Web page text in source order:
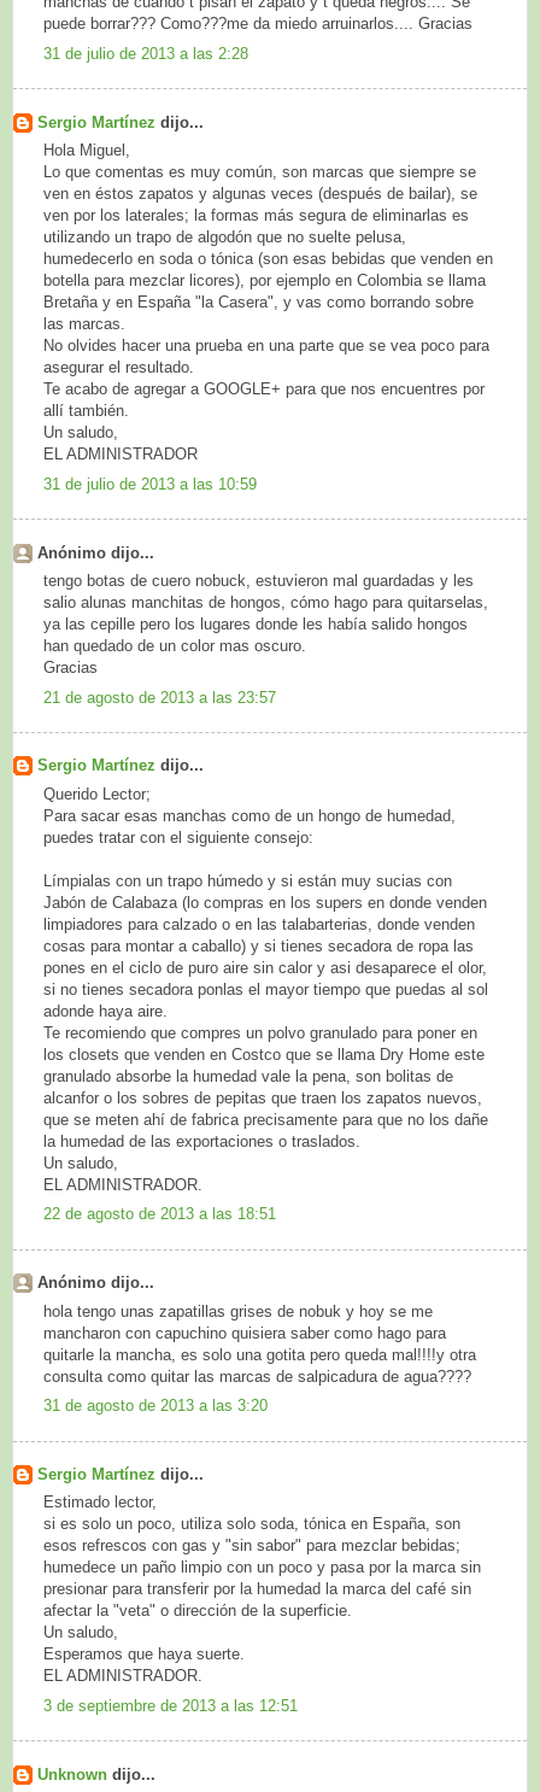
puede borrar??? Como???me da miedo arruinarlos.... Gracias
31 de julio de 2013 a las 2:28
Sergio Martínez dijo...
Hola Miguel,
Lo que comentas es muy común, son marcas que siempre se
ven en éstos zapatos y algunas veces (después de bailar), se
ven por los laterales; la formas más segura de eliminarlas es
utilizando un trapo de algodón que no suelte pelusa,
humedecerlo en soda o tónica (son esas bebidas que venden en
botella para mezclar licores), por ejemplo en Colombia se llama
Bretaña y en España "la Casera", y vas como borrando sobre
las marcas.
No olvides hacer una prueba en una parte que se vea poco para
asegurar el resultado.
Te acabo de agregar a GOOGLE+ para que nos encuentres por
allí también.
Un saludo,
EL ADMINISTRADOR
31 de julio de 2013 a las 10:59
Anónimo dijo...
tengo botas de cuero nobuck, estuvieron mal guardadas y les
salio alunas manchitas de hongos, cómo hago para quitarselas,
ya las cepille pero los lugares donde les había salido hongos
han quedado de un color mas oscuro.
Gracias
21 de agosto de 2013 a las 23:57
Sergio Martínez dijo...
Querido Lector;
Para sacar esas manchas como de un hongo de humedad,
puedes tratar con el siguiente consejo:
Límpialas con un trapo húmedo y si están muy sucias con
Jabón de Calabaza (lo compras en los supers en donde venden
limpiadores para calzado o en las talabarterias, donde venden
cosas para montar a caballo) y si tienes secadora de ropa las
pones en el ciclo de puro aire sin calor y asi desaparece el olor,
si no tienes secadora ponlas el mayor tiempo que puedas al sol
adonde haya aire.
Te recomiendo que compres un polvo granulado para poner en
los closets que venden en Costco que se llama Dry Home este
granulado absorbe la humedad vale la pena, son bolitas de
alcanfor o los sobres de pepitas que traen los zapatos nuevos,
que se meten ahí de fabrica precisamente para que no los dañe
la humedad de las exportaciones o traslados.
Un saludo,
EL ADMINISTRADOR.
22 de agosto de 2013 a las 18:51
Anónimo dijo...
hola tengo unas zapatillas grises de nobuk y hoy se me
mancharon con capuchino quisiera saber como hago para
quitarle la mancha, es solo una gotita pero queda mal!!!!y otra
consulta como quitar las marcas de salpicadura de agua????
31 de agosto de 2013 a las 3:20
Sergio Martínez dijo...
Estimado lector,
si es solo un poco, utiliza solo soda, tónica en España, son
esos refrescos con gas y "sin sabor" para mezclar bebidas;
humedece un paño limpio con un poco y pasa por la marca sin
presionar para transferir por la humedad la marca del café sin
afectar la "veta" o dirección de la superficie.
Un saludo,
Esperamos que haya suerte.
EL ADMINISTRADOR.
3 de septiembre de 2013 a las 12:51
Unknown dijo...